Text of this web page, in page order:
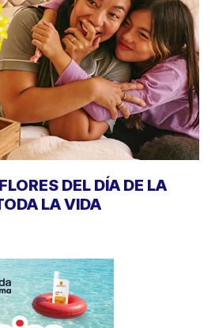
DEL DÍA DE LA
LA VIDA